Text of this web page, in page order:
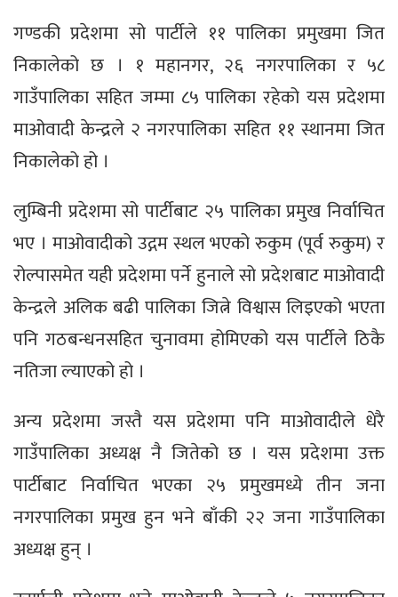
गण्डकी प्रदेशमा सो पार्टीले ११ पालिका प्रमुखमा जित
निकालेको छ । १ महानगर, २६ नगरपालिका र ५८
गाउँपालिका सहित जम्मा ८५ पालिका रहेको यस प्रदेशमा
माओवादी केन्द्रले २ नगरपालिका सहित ११ स्थानमा जित
निकालेको हो ।
लुम्बिनी प्रदेशमा सो पार्टीबाट २५ पालिका प्रमुख निर्वाचित
भए । माओवादीको उद्गम स्थल भएको रुकुम (पूर्व रुकुम) र
रोल्पासमेत यही प्रदेशमा पर्ने हुनाले सो प्रदेशबाट माओवादी
केन्द्रले अलिक बढी पालिका जित्ने विश्वास लिइएको भएता
पनि गठबन्धनसहित चुनावमा होमिएको यस पार्टीले ठिकै
नतिजा ल्याएको हो ।
अन्य प्रदेशमा जस्तै यस प्रदेशमा पनि माओवादीले धेरै
गाउँपालिका अध्यक्ष नै जितेको छ । यस प्रदेशमा उक्त
पार्टीबाट निर्वाचित भएका २५ प्रमुखमध्ये तीन जना
नगरपालिका प्रमुख हुन भने बाँकी २२ जना गाउँपालिका
अध्यक्ष हुन् ।